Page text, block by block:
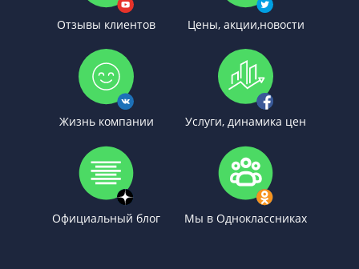
Отзывы клиентов Цены, акции,новости
Жизнь компании Услуги, динамика цен
Официальный блог Мы в Одноклассниках